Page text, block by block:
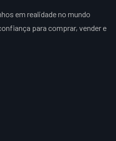
em realidade no mundo
para comprar, vender e